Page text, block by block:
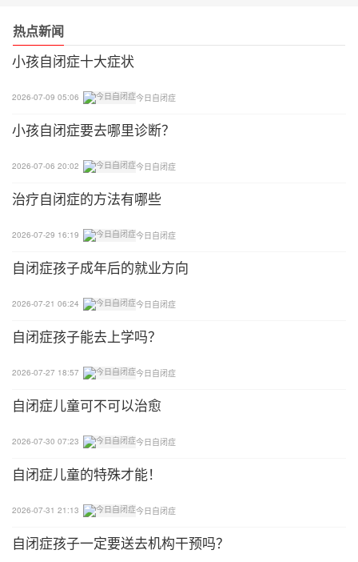
子。因为孩子容易在重复、无目的的呼名中产生强烈
的抗拒情绪，更加逃避互动。
如轻轻拍打孩子一下，或是走近孩子，帮助他调整注
意力，看向教学者。
找到适合的强化物，比如通过孩子喜欢的食物、玩具
或游戏等，激发孩子的学习动机。
下达指令的内容要简明扼要，开始的指令一定要是孩
中，还可以穿插进行指物和名词教学。在居家语言训
练中，要抓住孩子的兴趣，积极营造沟通的环境，通
求。
此外，还需要避免居家干预的一些误区，比如居家干
预目标设置没有实际意义，或者只是一味地禁止孩子
能会经常出现的啃咬手指、转圈、撕纸等自我刺激行
为，在不影响正常生活的情况下，如果过度干预，更
应该先分析孩子各种行为背后的原因，教孩子用恰当
的行为代替不正确行为，做好提前预防，用有意义的
热点新闻
小孩自闭症十大症状
2026-07-09 05:06 今日自闭症
小孩自闭症要去哪里诊断？
2026-07-06 20:02 今日自闭症
治疗自闭症的方法有哪些
2026-07-29 16:19 今日自闭症
自闭症孩子成年后的就业方向
2026-07-21 06:24 今日自闭症
自闭症孩子能去上学吗？
2026-07-27 18:57 今日自闭症
自闭症儿童可不可以治愈
2026-07-30 07:23 今日自闭症
自闭症儿童的特殊才能！
2026-07-31 21:13 今日自闭症
自闭症孩子一定要送去机构干预吗？